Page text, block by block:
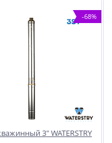
-68%
3" WATERSTRY